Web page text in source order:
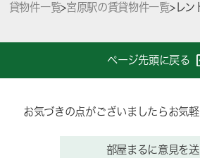
貸物件一覧>宮原駅の賃貸物件一覧>レン
ページ先頭に戻る
お気づきの点がございましたらお気軽
部屋まるに意見を